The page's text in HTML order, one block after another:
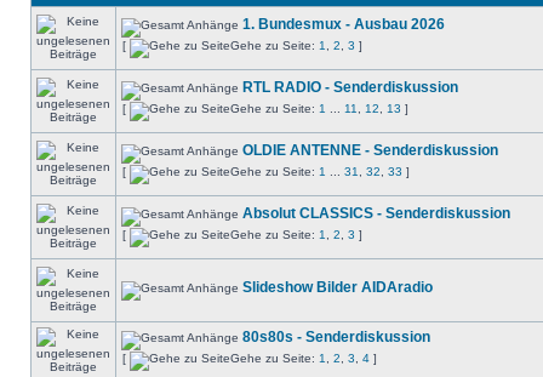
1. Bundesmux - Ausbau 2026
[ Gehe zu Seite: 1 2 3 ]
RTL RADIO - Senderdiskussion
[ Gehe zu Seite: 1 11 12 13 ]
OLDIE ANTENNE - Senderdiskussion
[ Gehe zu Seite: 1 31 32 33 ]
Absolut CLASSICS - Senderdiskussion
[ Gehe zu Seite: 1 2 3 ]
Slideshow Bilder AIDAradio
80s80s - Senderdiskussion
[ Gehe zu Seite: 1 2 3 4 ]